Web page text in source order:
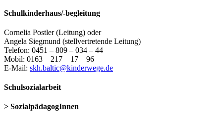
Schulkinderhaus/-begleitung
Cornelia Postler (Leitung) oder
Angela Siegmund (stellvertretende Leitung)
Telefon: 0451 – 809 – 034 – 44
Mobil: 0163 – 217 – 17 – 96
E-Mail: skh.baltic@kinderwege.de
Schulsozialarbeit
> SozialpädagogInnen